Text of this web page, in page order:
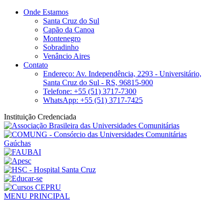
Onde Estamos
Santa Cruz do Sul
Capão da Canoa
Montenegro
Sobradinho
Venâncio Aires
Contato
Endereço: Av. Independência, 2293 - Universitário,
Santa Cruz do Sul - RS, 96815-900
Telefone: +55 (51) 3717-7300
WhatsApp: +55 (51) 3717-7425
Instituição Credenciada
MENU PRINCIPAL